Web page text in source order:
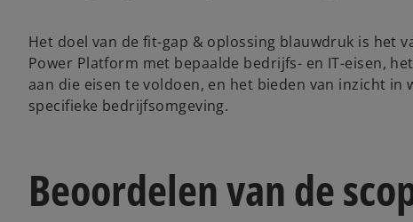
Het doel van de fit-gap & oplossing blauwdruk is het
Power Platform met bepaalde bedrijfs- en IT-eisen,
aan die eisen te voldoen, en het bieden van inzicht
specifieke bedrijfsomgeving.
Beoordelen van de